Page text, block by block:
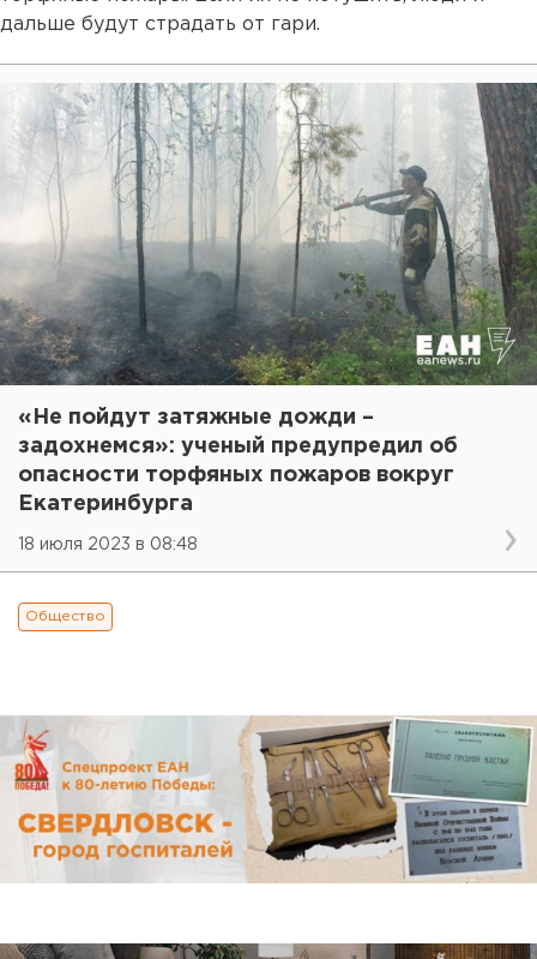
дальше будут страдать от гари.
«Не пойдут затяжные дожди –
задохнемся»: ученый предупредил об
опасности торфяных пожаров вокруг
Екатеринбурга
18 июля 2023 в 08:48
Общество